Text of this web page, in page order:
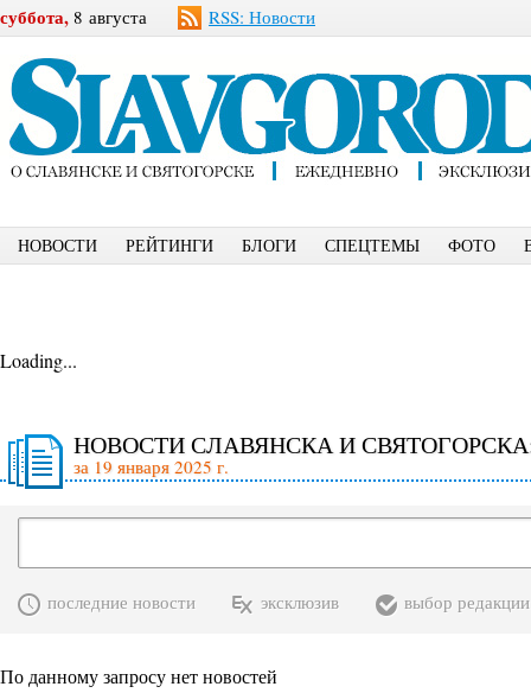
суббота, 8 августа RSS: Новости
НОВОСТИ РЕЙТИНГИ БЛОГИ СПЕЦТЕМЫ ФОТО
Loading...
НОВОСТИ СЛАВЯНСКА И
за 19 января 2025 г.
последние новости эксклюзив выбор редакции
По данному запросу нет новостей